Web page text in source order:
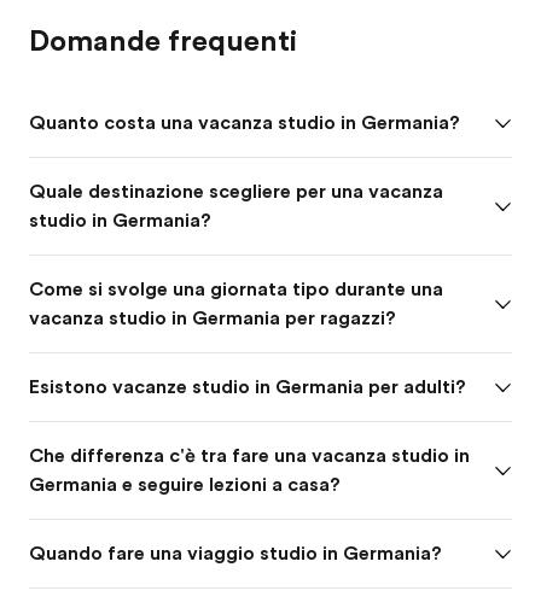
Domande frequenti
Quanto costa una vacanza studio in Germania?
Quale destinazione scegliere per una vacanza
studio in Germania?
Come si svolge una giornata tipo durante una
vacanza studio in Germania per ragazzi?
Esistono vacanze studio in Germania per adulti?
Che differenza c'è tra fare una vacanza studio in
Germania e seguire lezioni a casa?
Quando fare una viaggio studio in Germania?